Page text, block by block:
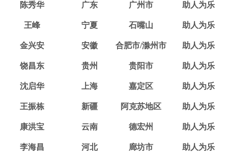
陈秀华 广东 广州市 助人为乐
王峰 宁夏 石嘴山 助人为乐
金兴安 安徽 合肥市/滁州市 助人为乐
饶昌东 贵州 贵阳市 助人为乐
沈启华 上海 嘉定区 助人为乐
王振栋 新疆 阿克苏地区 助人为乐
康洪宝 云南 德宏州 助人为乐
李海昌 河北 廊坊市 助人为乐